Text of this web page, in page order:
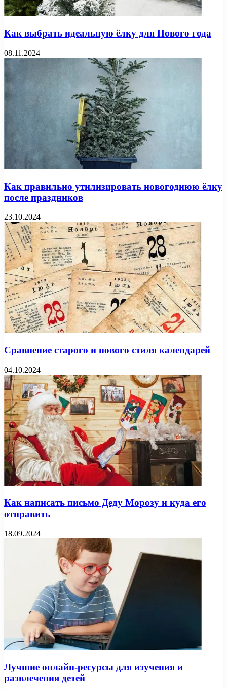
Как выбрать идеальную ёлку для Нового года
08.11.2024
Как правильно утилизировать новогоднюю ёлку
после праздников
23.10.2024
Сравнение старого и нового стиля календарей
04.10.2024
Как написать письмо Деду Морозу и куда его
отправить
18.09.2024
Лучшие онлайн-ресурсы для изучения и
развлечения детей